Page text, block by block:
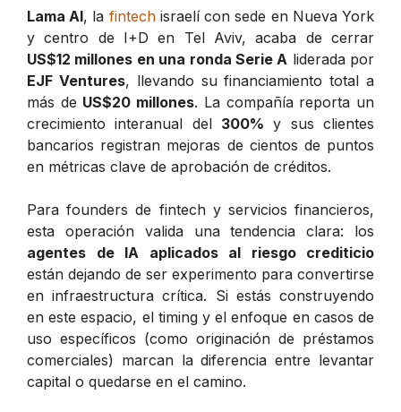
Lama AI, la fintechisraelí con sede en Nueva York
y centro de I+D en Tel Aviv, acaba de cerrar
US$12 millones en una ronda Serie A liderada por
EJF Ventures, llevando su financiamiento total a
más de US$20 millones. La compañía reporta un
crecimiento interanual del 300% y sus clientes
bancarios registran mejoras de cientos de puntos
en métricas clave de aprobación de créditos.
Para founders de fintech y servicios financieros,
esta operación valida una tendencia clara: los
agentes de IA aplicados al riesgo crediticio
están dejando de ser experimento para convertirse
en infraestructura crítica. Si estás construyendo
en este espacio, el timing y el enfoque en casos de
uso específicos (como originación de préstamos
comerciales) marcan la diferencia entre levantar
capital o quedarse en el camino.